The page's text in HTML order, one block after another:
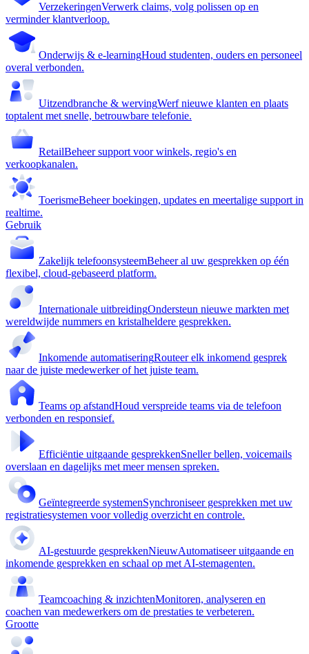
VerzekeringenVerwerk claims, volg polissen op en
verminder klantverloop.
Onderwijs & e-learningHoud studenten, ouders en personeel
overal verbonden.
Uitzendbranche & wervingWerf nieuwe klanten en plaats
toptalent met snelle, betrouwbare telefonie.
RetailBeheer support voor winkels, regio's en
verkoopkanalen.
ToerismeBeheer boekingen, updates en meertalige support in
realtime.
Gebruik
Zakelijk telefoonsysteemBeheer al uw gesprekken op één
flexibel, cloud-gebaseerd platform.
Internationale uitbreidingOndersteun nieuwe markten met
wereldwijde nummers en kristalheldere gesprekken.
Inkomende automatiseringRouteer elk inkomend gesprek
naar de juiste medewerker of het juiste team.
Teams op afstandHoud verspreide teams via de telefoon
verbonden en responsief.
Efficiëntie uitgaande gesprekkenSneller bellen, voicemails
overslaan en dagelijks met meer mensen spreken.
Geïntegreerde systemenSynchroniseer gesprekken met uw
registratiesystemen voor volledig overzicht en controle.
AI-gestuurde gesprekkenNieuwAutomatiseer uitgaande en
inkomende gesprekken en schaal op met AI-stemagenten.
Teamcoaching & inzichtenMonitoren, analyseren en
coachen van medewerkers om de prestaties te verbeteren.
Grootte